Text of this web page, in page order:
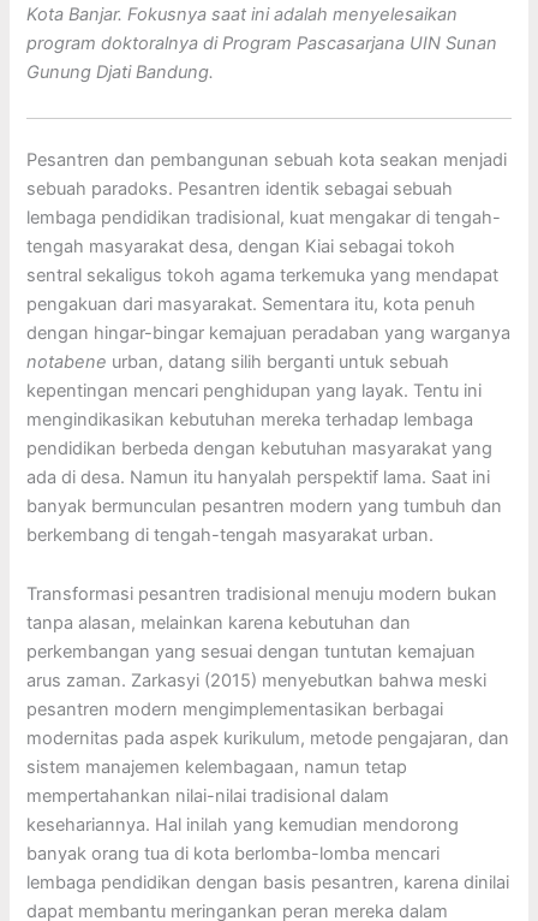
Kota Banjar. Fokusnya saat ini adalah menyelesaikan
program doktoralnya di Program Pascasarjana UIN Sunan
Gunung Djati Bandung.
Pesantren dan pembangunan sebuah kota seakan menjadi
sebuah paradoks. Pesantren identik sebagai sebuah
lembaga pendidikan tradisional, kuat mengakar di tengah-
tengah masyarakat desa, dengan Kiai sebagai tokoh
sentral sekaligus tokoh agama terkemuka yang mendapat
pengakuan dari masyarakat. Sementara itu, kota penuh
dengan hingar-bingar kemajuan peradaban yang warganya
notabene urban, datang silih berganti untuk sebuah
kepentingan mencari penghidupan yang layak. Tentu ini
mengindikasikan kebutuhan mereka terhadap lembaga
pendidikan berbeda dengan kebutuhan masyarakat yang
ada di desa. Namun itu hanyalah perspektif lama. Saat ini
banyak bermunculan pesantren modern yang tumbuh dan
berkembang di tengah-tengah masyarakat urban.
Transformasi pesantren tradisional menuju modern bukan
tanpa alasan, melainkan karena kebutuhan dan
perkembangan yang sesuai dengan tuntutan kemajuan
arus zaman. Zarkasyi (2015) menyebutkan bahwa meski
pesantren modern mengimplementasikan berbagai
modernitas pada aspek kurikulum, metode pengajaran, dan
sistem manajemen kelembagaan, namun tetap
mempertahankan nilai-nilai tradisional dalam
kesehariannya. Hal inilah yang kemudian mendorong
banyak orang tua di kota berlomba-lomba mencari
lembaga pendidikan dengan basis pesantren, karena dinilai
dapat membantu meringankan peran mereka dalam